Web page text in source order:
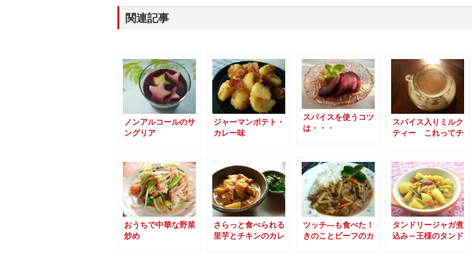
関連記事
ノンアルコールのサ
ングリア
ジャーマンポテト・
カレー味
スパイスを使うコツ
は・・・
スパイス入りミルク
ティー これってチ
おうちで中華な野菜
炒め
さらっと食べられる
里芋とチキンのカレ
ツッチ―も食べた！
きのことビーフのカ
タンドリージャガ煮
込み～王様のタンド